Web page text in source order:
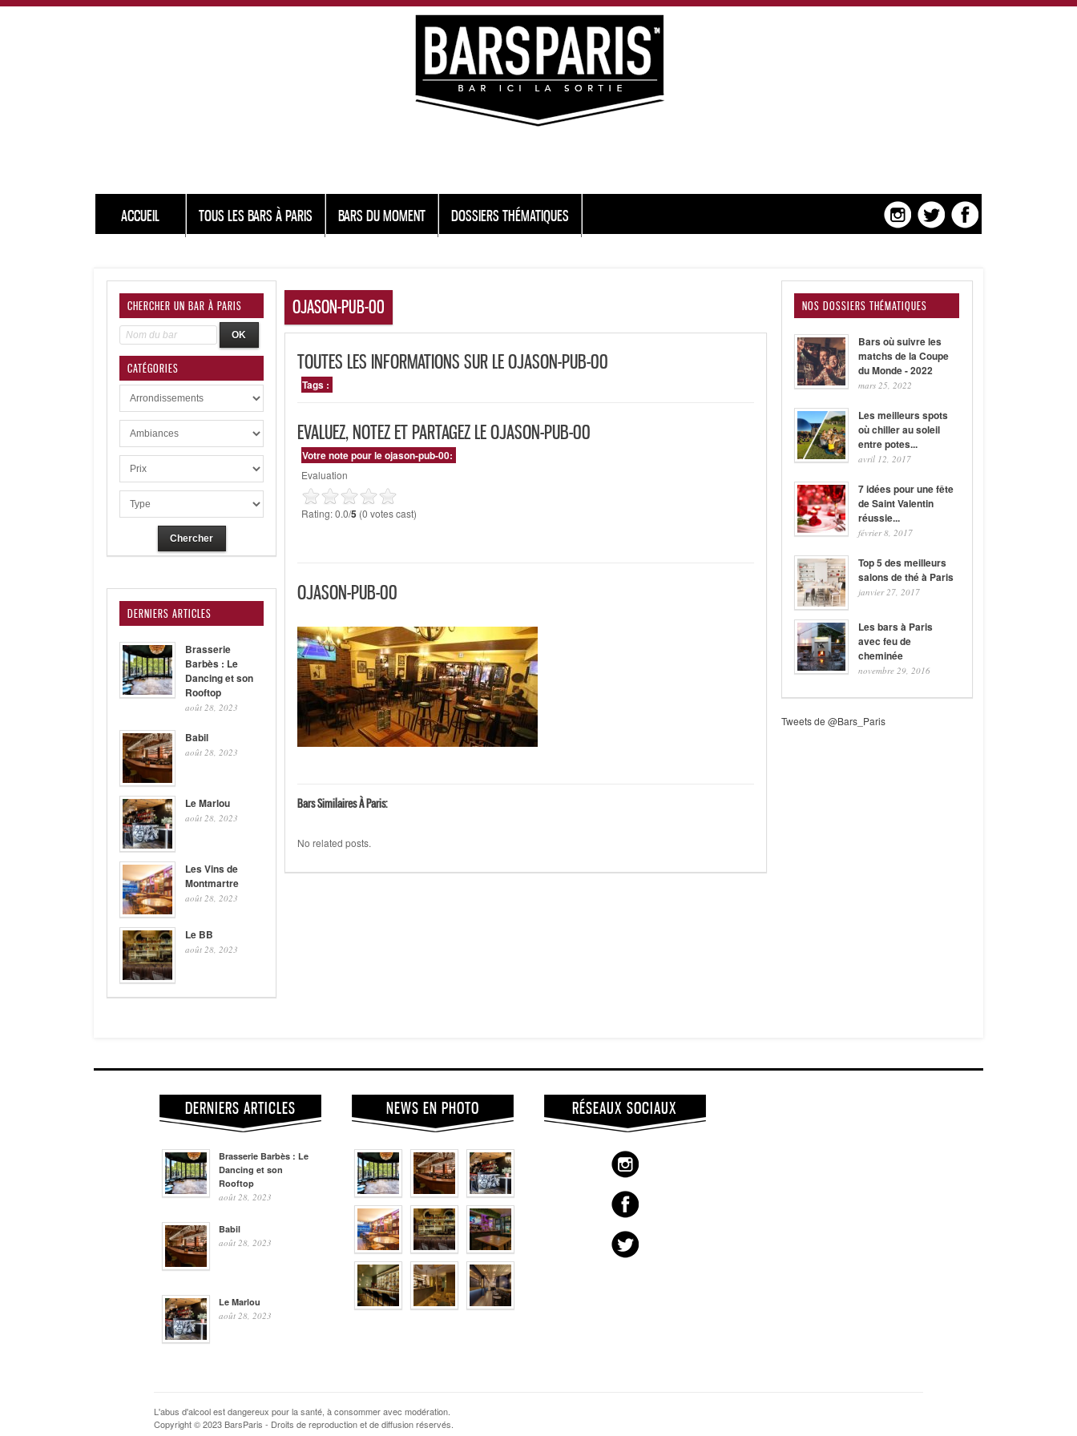
ACCUEIL TOUS LES BARS À PARIS BARS DU MOMENT DOSSIERS THÉMATIQUES
CHERCHER UN BAR À PARIS
CATÉGORIES
DERNIERS ARTICLES
Brasserie
Barbès : Le
Dancing et son
Rooftop
août 28, 2023
Babil
août 28, 2023
Le Marlou
août 28, 2023
Les Vins de
Montmartre
août 28, 2023
Le BB
août 28, 2023
OJASON-PUB-00
TOUTES LES INFORMATIONS SUR LE OJASON-PUB-00
Tags :
EVALUEZ, NOTEZ ET PARTAGEZ LE OJASON-PUB-00
Votre note pour le ojason-pub-00:
Evaluation
Rating: 0.0/5 (0 votes cast)
OJASON-PUB-00
Bars Similaires À Paris:
No related posts.
NOS DOSSIERS THÉMATIQUES
Bars où suivre les
matchs de la Coupe
du Monde - 2022
mars 25, 2022
Les meilleurs spots
où chiller au soleil
entre potes...
avril 12, 2017
7 idées pour une fête
de Saint Valentin
réussie...
février 8, 2017
Top 5 des meilleurs
salons de thé à Paris
janvier 27, 2017
Les bars à Paris
avec feu de
cheminée
novembre 29, 2016
Tweets de @Bars_Paris
DERNIERS ARTICLES
Brasserie Barbès : Le
Dancing et son
Rooftop
août 28, 2023
Babil
août 28, 2023
Le Marlou
août 28, 2023
NEWS EN PHOTO RÉSEAUX SOCIAUX
L'abus d'alcool est dangereux pour la santé, à consommer avec modération.
Copyright © 2023 BarsParis - Droits de reproduction et de diffusion réservés.